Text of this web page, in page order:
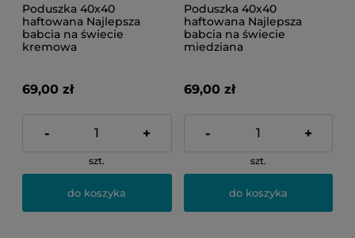
Poduszka 40x40
haftowana Najlepsza
babcia na świecie
kremowa
69,00 zł
- +
szt.
do koszyka
Poduszka 40x40
haftowana Najlepsza
babcia na świecie
miedziana
69,00 zł
- +
szt.
do koszyka